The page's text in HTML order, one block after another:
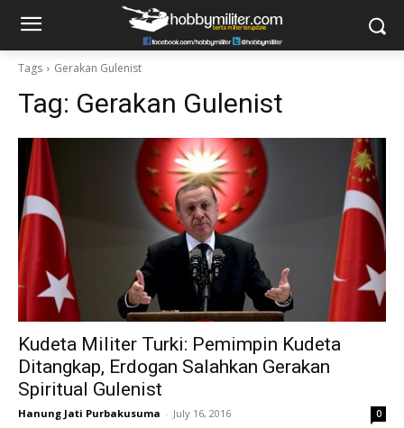
Tags Gerakan Gulenist
Tag: Gerakan Gulenist
Kudeta Militer Turki: Pemimpin Kudeta
Ditangkap, Erdogan Salahkan Gerakan
Spiritual Gulenist
Hanung Jati Purbakusuma - July 16, 2016 0